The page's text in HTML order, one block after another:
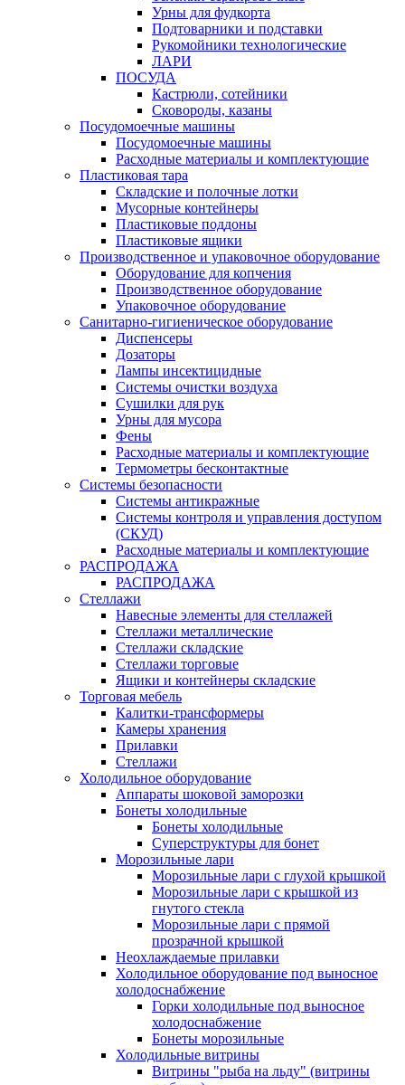
Урны для фудкорта
Подтоварники и подставки
Рукомойники технологические
ЛАРИ
ПОСУДА
Кастрюли, сотейники
Сковороды, казаны
Посудомоечные машины
Посудомоечные машины
Расходные материалы и комплектующие
Пластиковая тара
Складские и полочные лотки
Мусорные контейнеры
Пластиковые поддоны
Пластиковые ящики
Производственное и упаковочное оборудование
Оборудование для копчения
Производственное оборудование
Упаковочное оборудование
Санитарно-гигиеническое оборудование
Диспенсеры
Дозаторы
Лампы инсектицидные
Системы очистки воздуха
Сушилки для рук
Урны для мусора
Фены
Расходные материалы и комплектующие
Термометры бесконтактные
Системы безопасности
Системы антикражные
Системы контроля и управления доступом
(СКУД)
Расходные материалы и комплектующие
РАСПРОДАЖА
РАСПРОДАЖА
Стеллажи
Навесные элементы для стеллажей
Стеллажи металлические
Стеллажи складские
Стеллажи торговые
Ящики и контейнеры складские
Торговая мебель
Калитки-трансформеры
Камеры хранения
Прилавки
Стеллажи
Холодильное оборудование
Аппараты шоковой заморозки
Бонеты холодильные
Бонеты холодильные
Суперструктуры для бонет
Морозильные лари
Морозильные лари с глухой крышкой
Морозильные лари с крышкой из
гнутого стекла
Морозильные лари с прямой
прозрачной крышкой
Неохлаждаемые прилавки
Холодильное оборудование под выносное
холодоснабжение
Горки холодильные под выносное
холодоснабжение
Бонеты морозильные
Холодильные витрины
Витрины "рыба на льду" (витрины